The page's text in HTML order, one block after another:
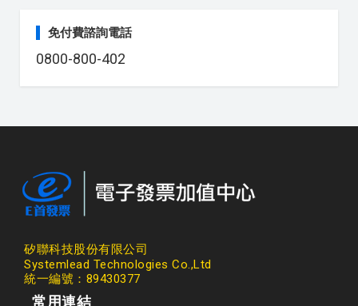
免付費諮詢電話
0800-800-402
矽聯科技股份有限公司
Systemlead Technologies Co.,Ltd
統一編號：89430377
常用連結